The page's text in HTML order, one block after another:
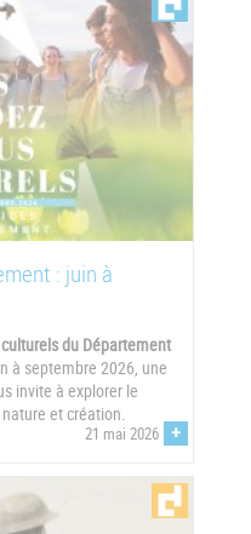
: juin à
du Département
à septembre 2026, une
invite à explorer le
et création.
21 mai 2026 +